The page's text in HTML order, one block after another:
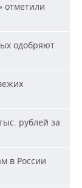
отметили
одобряют
рублей за
в России